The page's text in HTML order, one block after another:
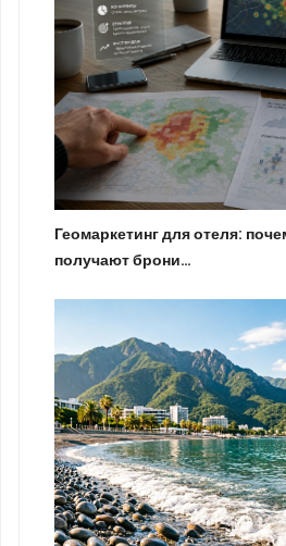
Геомаркетинг для отеля:
получают брони…